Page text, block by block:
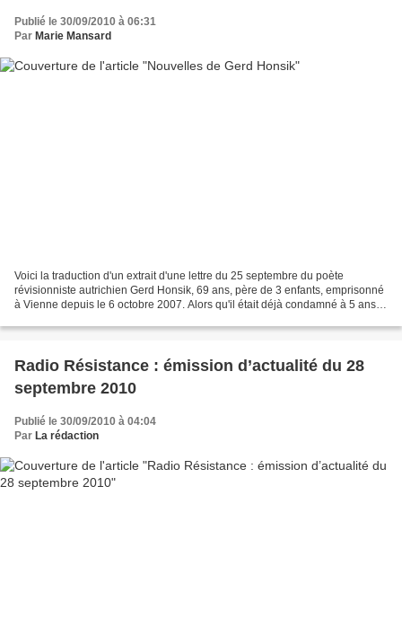
Publié le 30/09/2010 à 06:31
Par Marie Mansard
Voici la traduction d'un extrait d'une lettre du 25 septembre du poète
révisionniste autrichien Gerd Honsik, 69 ans, père de 3 enfants, emprisonné
à Vienne depuis le 6 octobre 2007. Alors qu'il était déjà condamné à 5 ans
Radio Résistance : émission d’actualité du 28
septembre 2010
Publié le 30/09/2010 à 04:04
Par La rédaction